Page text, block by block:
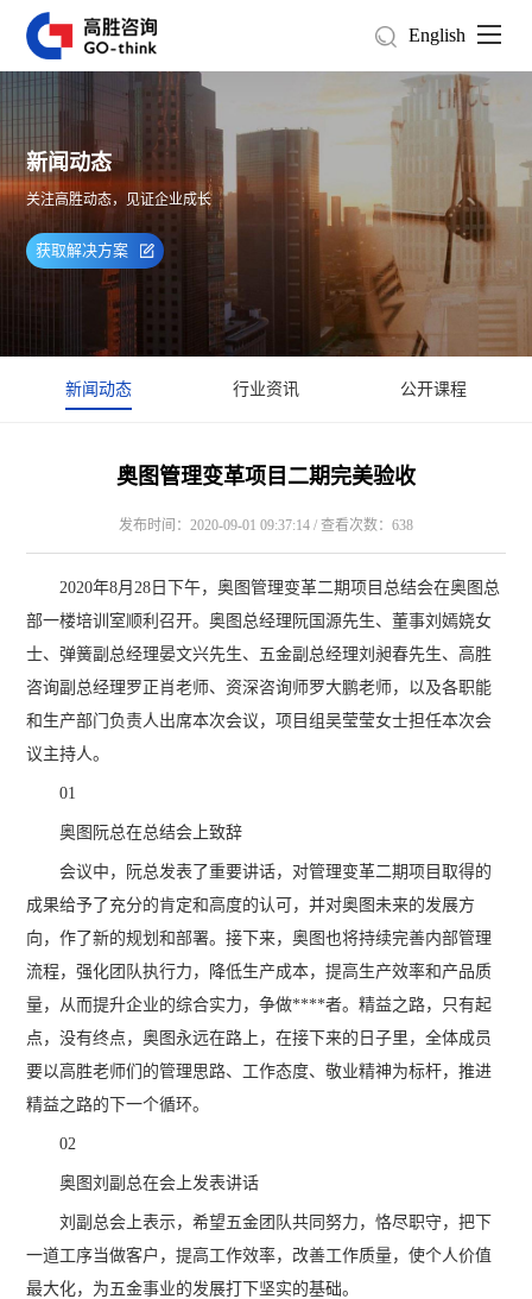
English
新闻动态
关注高胜动态，见证企业成长
获取解决方案
新闻动态 行业资讯 公开课程
奥图管理变革项目二期完美验收
发布时间：2020-09-01 09:37:14 / 查看次数：638
2020年8月28日下午，奥图管理变革二期项目总结会在奥图总
部一楼培训室顺利召开。奥图总经理阮国源先生、董事刘嫣娆女
士、弹簧副总经理晏文兴先生、五金副总经理刘昶春先生、高胜
咨询副总经理罗正肖老师、资深咨询师罗大鹏老师，以及各职能
和生产部门负责人出席本次会议，项目组吴莹莹女士担任本次会
议主持人。
01
奥图阮总在总结会上致辞
会议中，阮总发表了重要讲话，对管理变革二期项目取得的
成果给予了充分的肯定和高度的认可，并对奥图未来的发展方
向，作了新的规划和部署。接下来，奥图也将持续完善内部管理
流程，强化团队执行力，降低生产成本，提高生产效率和产品质
量，从而提升企业的综合实力，争做****者。精益之路，只有起
点，没有终点，奥图永远在路上，在接下来的日子里，全体成员
要以高胜老师们的管理思路、工作态度、敬业精神为标杆，推进
精益之路的下一个循环。
02
奥图刘副总在会上发表讲话
刘副总会上表示，希望五金团队共同努力，恪尽职守，把下
一道工序当做客户，提高工作效率，改善工作质量，使个人价值
最大化，为五金事业的发展打下坚实的基础。